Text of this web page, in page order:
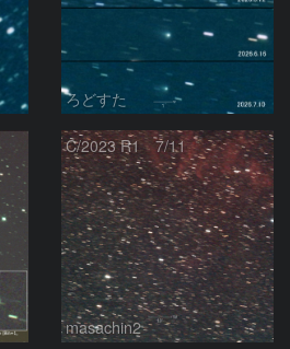
ろどすた
C/2023 R1 7/11
masachin2